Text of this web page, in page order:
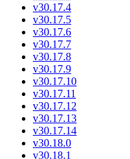
v30.17.4
v30.17.5
v30.17.6
v30.17.7
v30.17.8
v30.17.9
v30.17.10
v30.17.11
v30.17.12
v30.17.13
v30.17.14
v30.18.0
v30.18.1